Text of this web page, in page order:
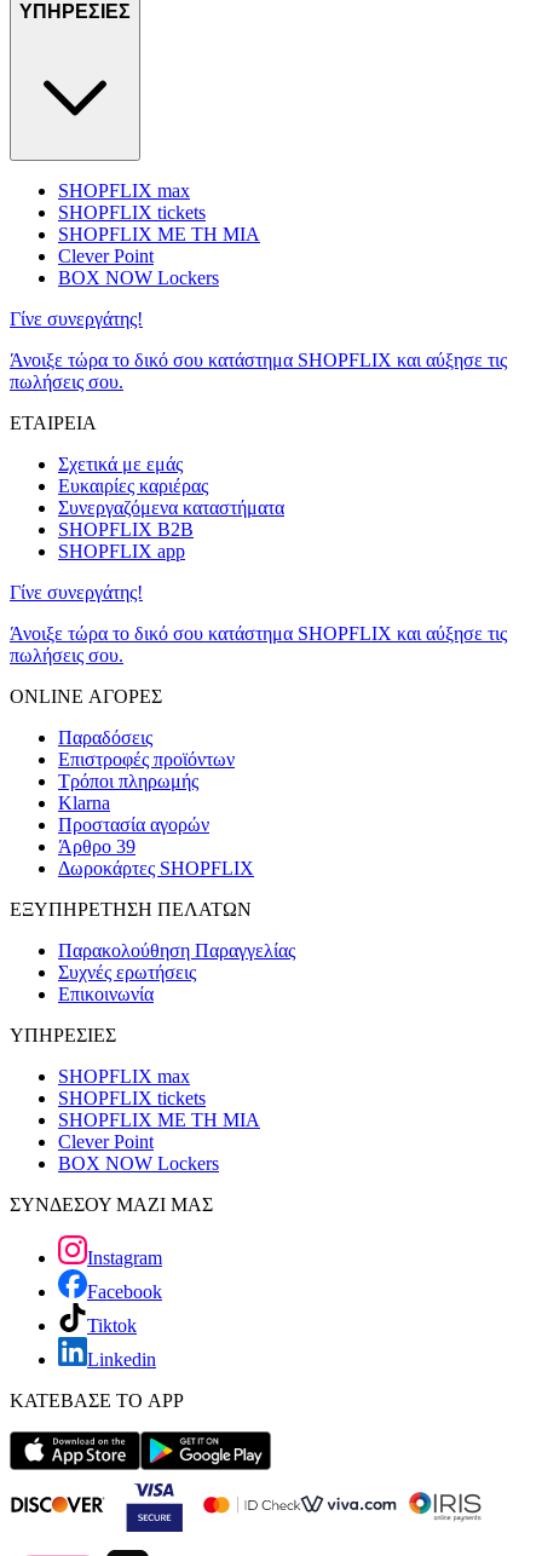
ΥΠΗΡΕΣΙΕΣ
SHOPFLIX max
SHOPFLIX tickets
SHOPFLIX ΜΕ ΤΗ ΜΙΑ
Clever Point
BOX NOW Lockers
Γίνε συνεργάτης!
Άνοιξε τώρα το δικό σου κατάστημα SHOPFLIX και αύξησε τις
πωλήσεις σου.
ΕΤΑΙΡΕΙΑ
Σχετικά με εμάς
Ευκαιρίες καριέρας
Συνεργαζόμενα καταστήματα
SHOPFLIX B2B
SHOPFLIX app
Γίνε συνεργάτης!
Άνοιξε τώρα το δικό σου κατάστημα SHOPFLIX και αύξησε τις
πωλήσεις σου.
ONLINE ΑΓΟΡΕΣ
Παραδόσεις
Επιστροφές προϊόντων
Τρόποι πληρωμής
Klarna
Προστασία αγορών
Άρθρο 39
Δωροκάρτες SHOPFLIX
ΕΞΥΠΗΡΕΤΗΣΗ ΠΕΛΑΤΩΝ
Παρακολούθηση Παραγγελίας
Συχνές ερωτήσεις
Επικοινωνία
ΥΠΗΡΕΣΙΕΣ
SHOPFLIX max
SHOPFLIX tickets
SHOPFLIX ΜΕ ΤΗ ΜΙΑ
Clever Point
BOX NOW Lockers
ΣΥΝΔΕΣΟΥ ΜΑΖΙ ΜΑΣ
Instagram
Facebook
Tiktok
Linkedin
ΚΑΤΕΒΑΣΕ ΤΟ APP